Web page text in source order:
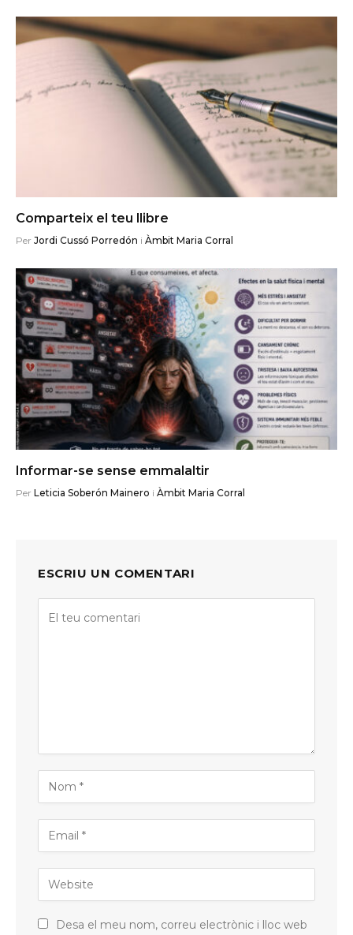
Comparteix el teu llibre
Per Jordi Cussó Porredón i Àmbit Maria Corral
Informar-se sense emmalaltir
Per Leticia Soberón Mainero i Àmbit Maria Corral
ESCRIU UN COMENTARI
Desa el meu nom, correu electrònic i lloc web